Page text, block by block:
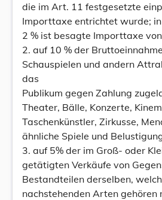
die im Art. 11 festgesetzte
Importtaxe entrichtet wurde;
2 % ist besagte Importtaxe
2. auf 10 % der
Schauspielen und andern
das
Publikum gegen Zahlung
Theater, Bälle, Konzerte,
Taschenkünstler, Zirkusse,
ähnliche Spiele und
3. auf 5% der im Groß- oder
getätigten Verkäufe von
Bestandteilen derselben,
nachstehenden Arten gehören